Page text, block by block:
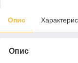
Опис
Опис